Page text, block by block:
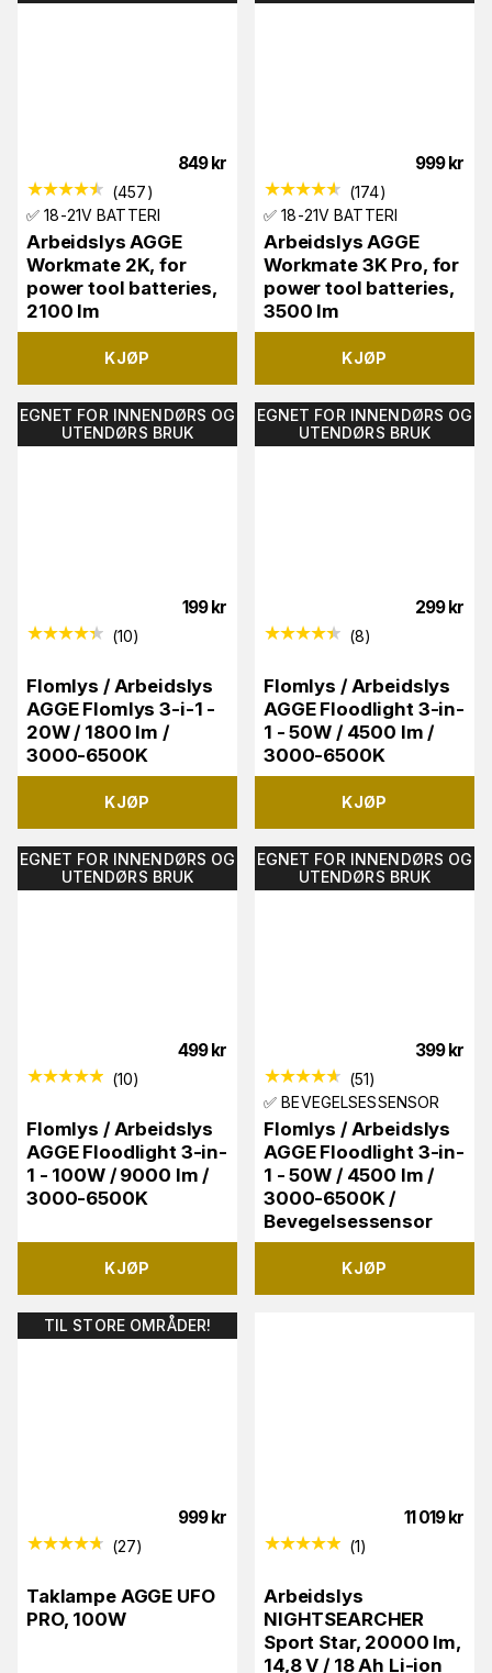
849 kr
(457)
✅ 18-21V BATTERI
Arbeidslys AGGE
Workmate 2K, for
power tool batteries,
2100 lm
KJØP
999 kr
(174)
✅ 18-21V BATTERI
Arbeidslys AGGE
Workmate 3K Pro, for
power tool batteries,
3500 lm
KJØP
EGNET FOR INNENDØRS OG
UTENDØRS BRUK
199 kr
(10)
Flomlys / Arbeidslys
AGGE Flomlys 3-i-1 -
20W / 1800 lm /
3000-6500K
KJØP
EGNET FOR INNENDØRS OG
UTENDØRS BRUK
299 kr
(8)
Flomlys / Arbeidslys
AGGE Floodlight 3-in-
1 - 50W / 4500 lm /
3000-6500K
KJØP
EGNET FOR INNENDØRS OG
UTENDØRS BRUK
499 kr
(10)
Flomlys / Arbeidslys
AGGE Floodlight 3-in-
1 - 100W / 9000 lm /
3000-6500K
KJØP
EGNET FOR INNENDØRS OG
UTENDØRS BRUK
399 kr
(51)
✅ BEVEGELSESSENSOR
Flomlys / Arbeidslys
AGGE Floodlight 3-in-
1 - 50W / 4500 lm /
3000-6500K /
Bevegelsessensor
KJØP
TIL STORE OMRÅDER!
999 kr
(27)
Taklampe AGGE UFO
PRO, 100W
11 019 kr
(1)
Arbeidslys
NIGHTSEARCHER
Sport Star, 20000 lm,
14,8 V / 18 Ah Li-ion